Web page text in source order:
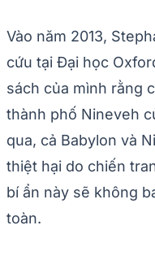
Vào năm 2013,
cứu tại Đại học
sách của mình rằng
thành phố Nineveh
qua, cả Babylon và
thiệt hại do chiến
bí ẩn này sẽ không
toàn.